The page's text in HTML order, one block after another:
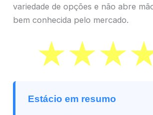
variedade de opções e não abre
bem conhecida pelo mercado.
Estácio em resumo